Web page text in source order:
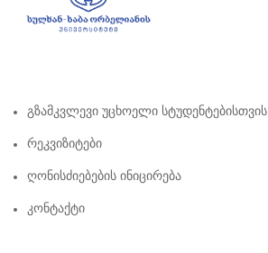
Გზამკვლევი Უცხოელი Სტუდენტებისთვის
Რეკვიზიტები
Ღონისძიებების Ინიცირება
Კონტაქტი